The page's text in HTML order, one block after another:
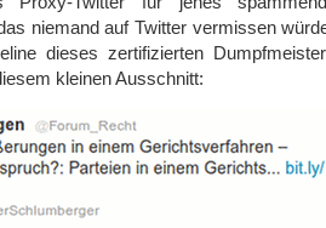
niemand auf Twitter vermissen
dieses zertifizierten
kleinen Ausschnitt: